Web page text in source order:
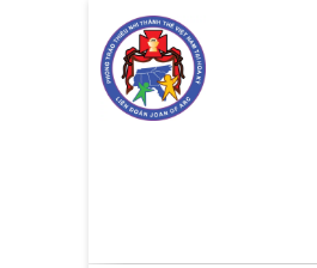
content